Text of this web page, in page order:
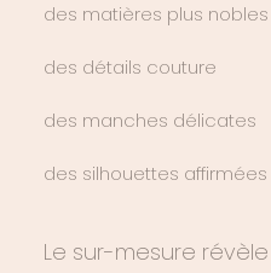
des matières plus nobles
des détails couture
des manches délicates
des silhouettes affirmées
Le sur-mesure